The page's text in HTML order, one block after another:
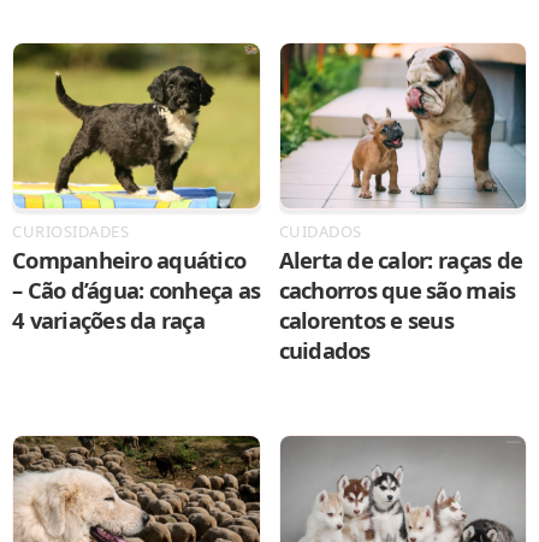
CURIOSIDADES
Companheiro aquático
– Cão d’água: conheça as
4 variações da raça
CUIDADOS
Alerta de calor: raças de
cachorros que são mais
calorentos e seus
cuidados